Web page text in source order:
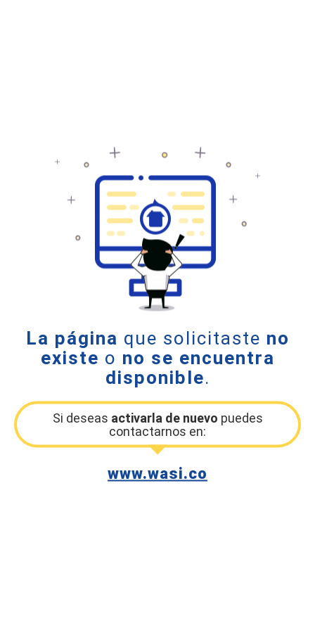
La página que solicitaste no
existe o no se encuentra
disponible.
Si deseas activarla de nuevo puedes
contactarnos en:
www.wasi.co